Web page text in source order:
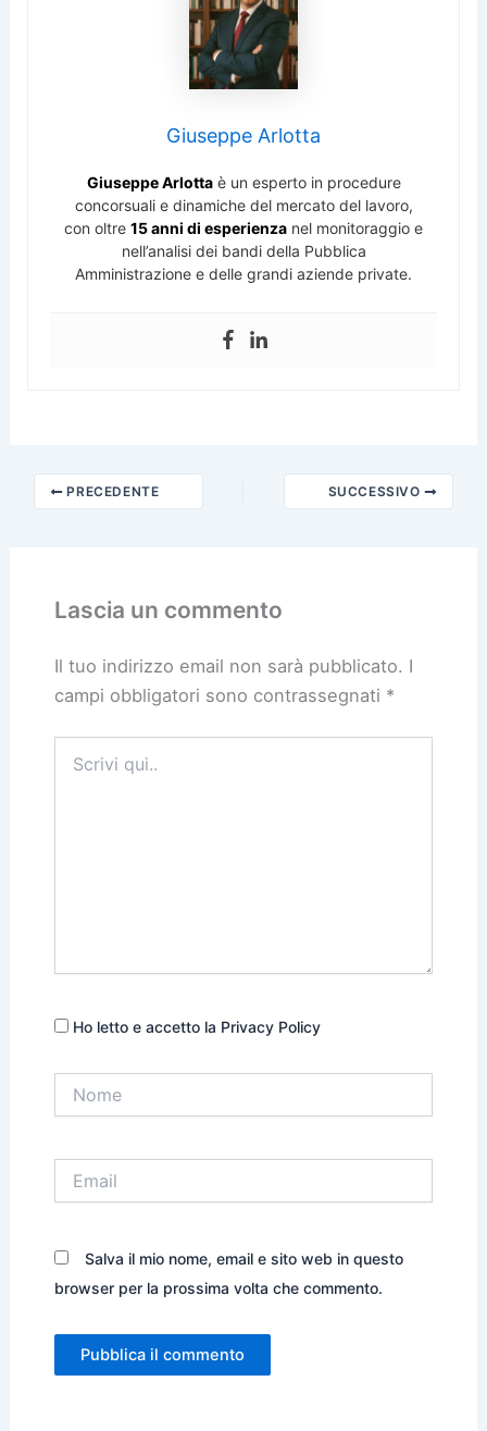
Giuseppe Arlotta
Giuseppe Arlottaè un esperto in procedure
concorsuali e dinamiche del mercato del lavoro,
con oltre 15 anni di esperienza nel monitoraggio e
nell’analisi dei bandi della Pubblica
Amministrazione e delle grandi aziende private.
PRECEDENTE SUCCESSIVO
Lascia un commento
Il tuo indirizzo email non sarà pubblicato. I
campi obbligatori sono contrassegnati *
qui..
Ho letto e accetto la Privacy Policy
Salva il mio nome, email e sito web in questo
browser per la prossima volta che commento.